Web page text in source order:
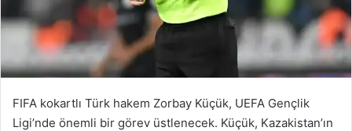
FIFA kokartlı Türk hakem Zorbay Küçük, UEFA Gençlik
Ligi’nde önemli bir görev üstlenecek. Küçük, Kazakistan’ın